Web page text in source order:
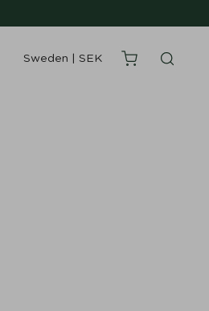
Sweden SEK